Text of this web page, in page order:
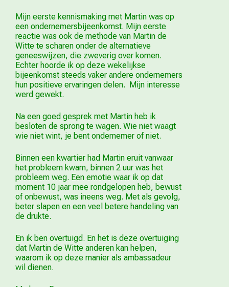
Mijn eerste kennismaking met Martin was op
een ondernemersbijeenkomst. Mijn eerste
reactie was ook de methode van Martin de
Witte te scharen onder de alternatieve
geneeswijzen, die zweverig over komen.
Echter hoorde ik op deze wekelijkse
bijeenkomst steeds vaker andere ondernemers
hun positieve ervaringen delen. Mijn interesse
werd gewekt.
Na een goed gesprek met Martin heb ik
besloten de sprong te wagen. Wie niet waagt
wie niet wint, je bent ondernemer of niet.
Binnen een kwartier had Martin eruit vanwaar
het probleem kwam, binnen 2 uur was het
probleem weg. Een emotie waar ik op dat
moment 10 jaar mee rondgelopen heb, bewust
of onbewust, was ineens weg. Met als gevolg,
beter slapen en een veel betere handeling van
de drukte.
En ik ben overtuigd. En het is deze overtuiging
dat Martin de Witte anderen kan helpen,
waarom ik op deze manier als ambassadeur
wil dienen.